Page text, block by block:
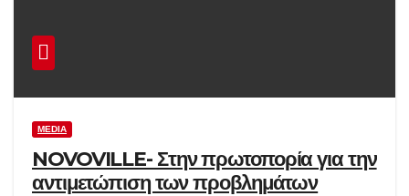
MEDIA
NOVOVILLE- Στην πρωτοπορία για την
αντιμετώπιση των προβλημάτων